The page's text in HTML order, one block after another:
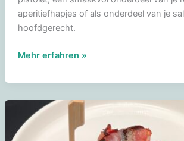
aperitiefhapjes of als onderdeel van je
hoofdgerecht.
Tête
Moine
Mehr erfahren »